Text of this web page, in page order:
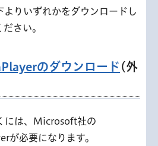
よりいずれかをダウンロードし
さい。
のダウンロード (外
には、Microsoft社の
必要になります。